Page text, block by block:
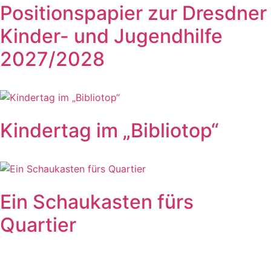
Positionspapier zur Dresdner
Kinder- und Jugendhilfe
2027/2028
Kindertag im „Bibliotop“
Ein Schaukasten fürs
Quartier